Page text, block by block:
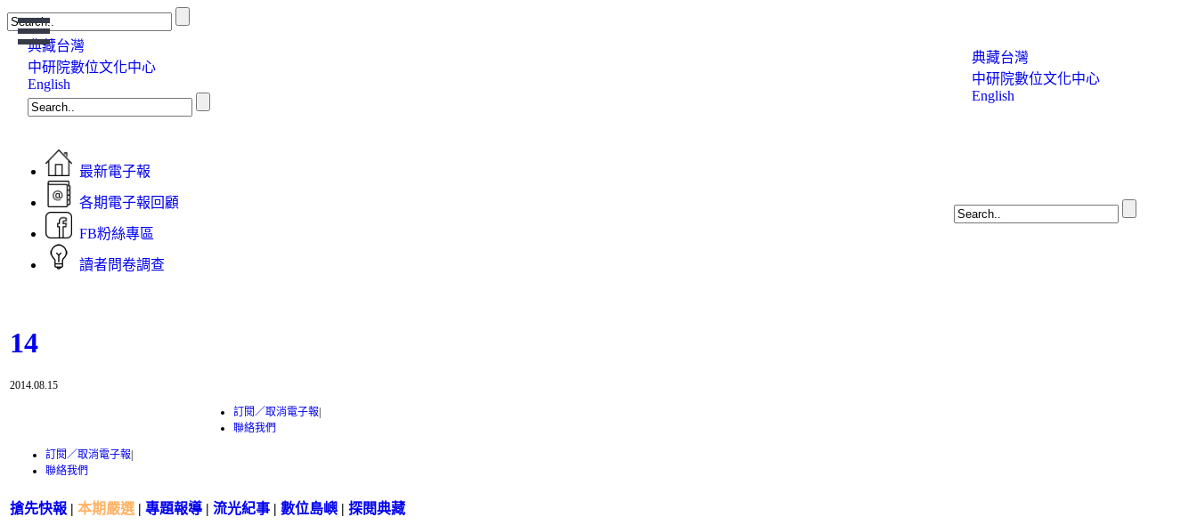
Open
Menu
典藏台灣
中研院數位文化中心
English
典藏台灣
中研院數位文化中心
English
最新電子報
各期電子報回顧
FB粉絲專區
讀者問卷調查
14
2014.08.15
訂閱／取消電子報|
聯絡我們
訂閱／取消電子報|
聯絡我們
搶先快報 | 本期嚴選 | 專題報導| 流光紀事 | 數位島嶼 | 探閱典藏